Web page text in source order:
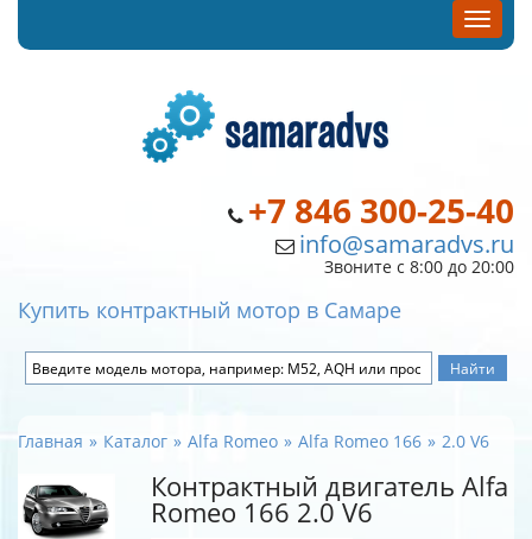
+7 846 300-25-40
info@samaradvs.ru
Звоните с 8:00 до 20:00
Купить контрактный мотор в Самаре
Главная Каталог Alfa Romeo Alfa Romeo 166 2.0 V6
Контрактный двигатель Alfa
Romeo 166 2.0 V6